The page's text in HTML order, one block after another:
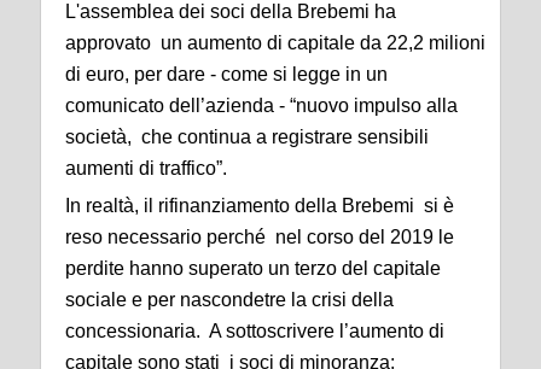
L'assemblea dei soci della Brebemi ha
approvato un aumento di capitale da 22,2 milioni
di euro, per dare - come si legge in un
comunicato dell’azienda - “nuovo impulso alla
società, che continua a registrare sensibili
aumenti di traffico”.
In realtà, il rifinanziamento della Brebemi si è
reso necessario perché nel corso del 2019 le
perdite hanno superato un terzo del capitale
sociale e per nascondetre la crisi della
concessionaria. A sottoscrivere l’aumento di
capitale sono stati i soci di minoranza: